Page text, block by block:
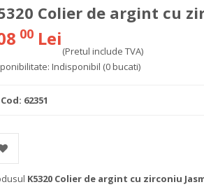
Colier de argint cu
00 Lei
(Pretul include TVA)
Indisponibil (0 bucati)
Cod: 62351
K5320 Colier de argint cu zirconiu